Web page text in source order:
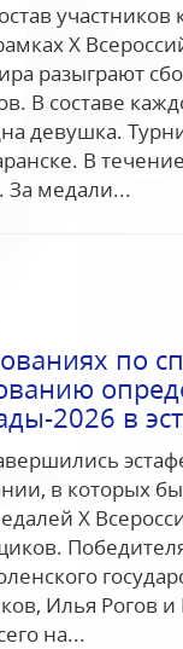
Х
разыграют
В составе
девушка.
В
За медали...
по
2026 в
в которых
Х
Илья Рогов
на...